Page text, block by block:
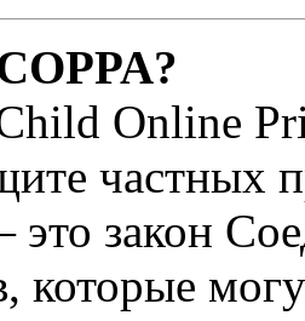
Online
частных
это закон
которые